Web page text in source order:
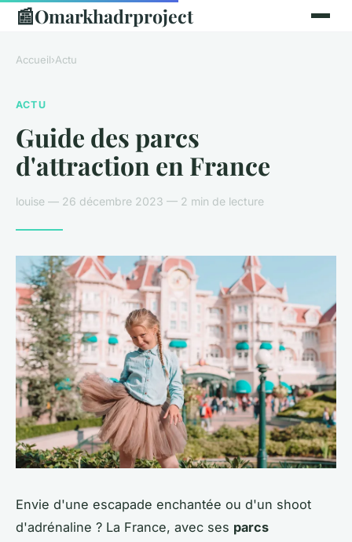
📰Omarkhadrproject
Accueil›Actu
ACTU
Guide des parcs
d'attraction en France
louise — 26 décembre 2023 — 2 min de lecture
Envie d'une escapade enchantée ou d'un shoot
d'adrénaline ? La France, avec ses parcs